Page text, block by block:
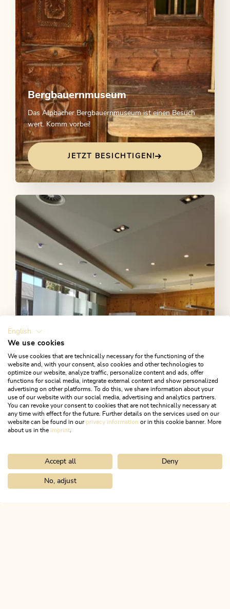
Bergbauernmuseum
Das Alpbacher Bergbauernmuseum ist einen Besuch
wert. Komm vorbei!
JETZT BESICHTIGEN!
Tourismusbüro Alpbach
Kathrin Hirschhuber und Shelagh Bavajee stehen dir
gerne mit Rat und Tat zur Seite.
Entdecke das Alpbachtal
Bergluft fürs Postfach?
Wenn du die Berge magst, wirst du unseren Newsletter
JETZT ANMELDEN!
English
We use cookies
We use cookies that are technically necessary for the functioning of the
website and, with your consent, also cookies and other technologies to
optimize our website, analyze traffic, personalize content and ads, offer
functions for social media, integrate external content and show personalized
advertising on other platforms. To do this, we share information about your
use of our website with our social media, advertising and analytics partners.
You can revoke your consent to cookies that are not technically necessary at
any time with effect for the future. Further details on the services used on our
website can be found in our privacy information or in this cookie banner. More
about us in the imprint
Accept all Deny
No, adjust